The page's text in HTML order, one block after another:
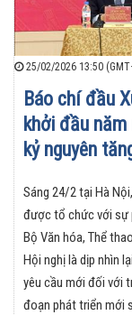
25/02/2026 13:50
Báo chí đầu
khởi đầu
kỷ nguyên
Sáng 24/2 tại Hà
được tổ chức với sự
Bộ Văn hóa, Thể
Hội nghị là dịp nhìn
yêu cầu mới đối với
đoạn phát triển mới